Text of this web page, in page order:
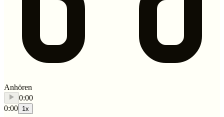
Anhören
0:00
0:00 1x